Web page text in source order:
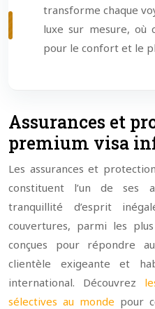
transforme chaque
luxe sur mesure, où
pour le confort et le
Assurances et
premium visa
Les assurances et
constituent l’un de ses
tranquillité d’esprit
couvertures, parmi les
conçues pour répondre
clientèle exigeante et
international. Découvrez
sélectives au monde pour